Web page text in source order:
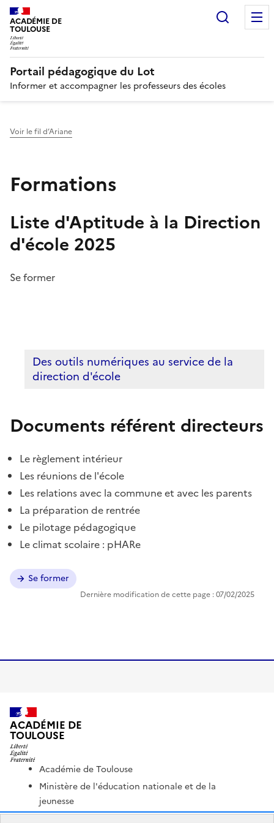
ACADÉMIE DE
TOULOUSE
Portail pédagogique du Lot
Informer et accompagner les professeurs des écoles
Voir le fil d’Ariane
Formations
Liste d'Aptitude à la Direction
d'école 2025
Se former
Des outils numériques au service de la
direction d'école
Documents référent directeurs
Le règlement intérieur
Les réunions de l'école
Les relations avec la commune et avec les parents
La préparation de rentrée
Le pilotage pédagogique
Le climat scolaire : pHARe
Se former
Dernière modification de cette page : 07/02/2025
ACADÉMIE DE
TOULOUSE
Académie de Toulouse
Ministère de l'éducation nationale et de la
jeunesse
Ministère de l'enseignement supérieur et de la